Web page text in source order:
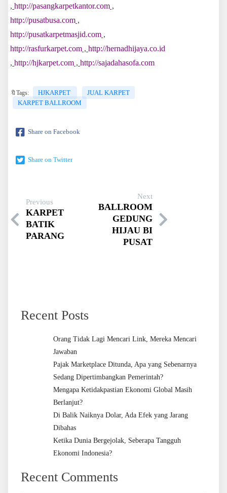
, http://pasangkarpetkantor.com ,
http://pusatbusa.com ,
http://pusatkarpetmasjid.com ,
http://rasfurkarpet.com , http://hernadhijaya.co.id
, http://hjkarpet.com , http://sajadahasofa.com
🔖Tags: HJKARPET
JUAL KARPET
KARPET BALLROOM
Share on Facebook
Share on Twitter
Previous
KARPET
BATIK
PARANG
Next
BALLROOM
GEDUNG
HIJAU BI
PUSAT
Recent Posts
Orang Tidak Lagi Mencari Link, Mereka Mencari
Jawaban
Pajak Marketplace Ditunda, Apa yang Sebenarnya
Sedang Dipertimbangkan Pemerintah?
Mengapa Ketidakpastian Ekonomi Global Masih
Berlanjut?
Di Balik Naiknya Dolar, Ada Efek yang Jarang
Dibahas
Ketika Dunia Bergejolak, Seberapa Tangguh
Ekonomi Indonesia?
Recent Comments